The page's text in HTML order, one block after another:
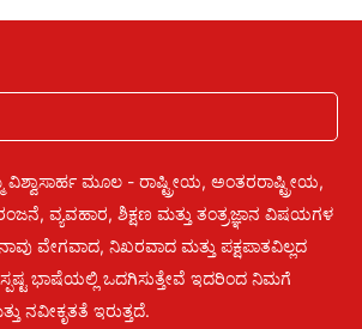
ವಿಶ್ವಾಸಾರ್ಹ ಮೂಲ - ರಾಷ್ಟ್ರೀಯ, ಅಂತರರಾಷ್ಟ್ರೀಯ,
ವ್ಯವಹಾರ, ಶಿಕ್ಷಣ ಮತ್ತು ತಂತ್ರಜ್ಞಾನ ವಿಷಯಗಳ
ವೇಗವಾದ, ನಿಖರವಾದ ಮತ್ತು ಪಕ್ಷಪಾತವಿಲ್ಲದ
ಸ್ಪಷ್ಟ ಭಾಷೆಯಲ್ಲಿ ಒದಗಿಸುತ್ತೇವೆ ಇದರಿಂದ ನಿಮಗೆ
ನವೀಕೃತತೆ ಇರುತ್ತದೆ.